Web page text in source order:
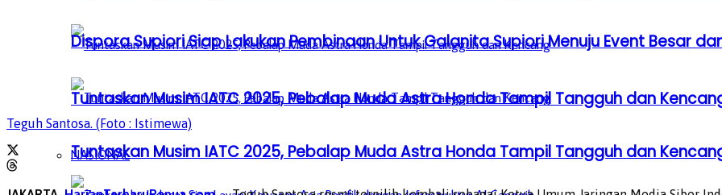
Tuntaskan Musim IATC 2025, Pebalap Muda Astra Honda Tampil Tangguh dan
NASIONAL
Dispora Supiori Siap Lakukan Pembinaan Untuk Galanita Supiori Menuju Event Besar
Tuntaskan Musim IATC 2025, Pebalap Muda Astra Honda Tampil Tangguh dan
Teguh Santosa. (Foto : Istimewa)